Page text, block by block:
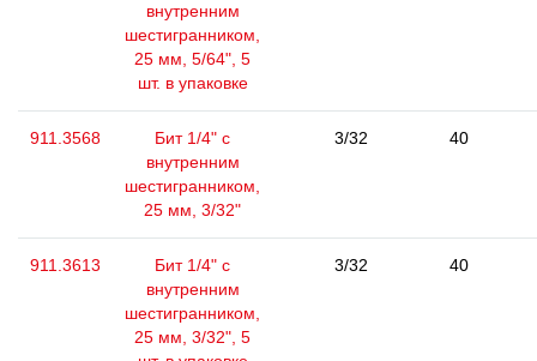
внутренним
шестигранником,
25 мм, 5/64", 5
шт. в упаковке
911.3568
Бит 1/4" с
внутренним
шестигранником,
25 мм, 3/32"
3/32 40
911.3613
Бит 1/4" с
внутренним
шестигранником,
25 мм, 3/32", 5
3/32 40